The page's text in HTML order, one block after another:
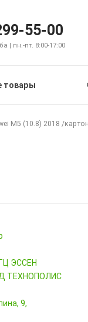
55-00
| пн.-пт. 8:00-17:00
товары
M5 (10.8) 2018 /
ЭССЕН
ТЕХНОПОЛИС
9,